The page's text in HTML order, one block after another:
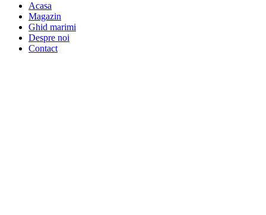
Acasa
Magazin
Ghid marimi
Despre noi
Contact